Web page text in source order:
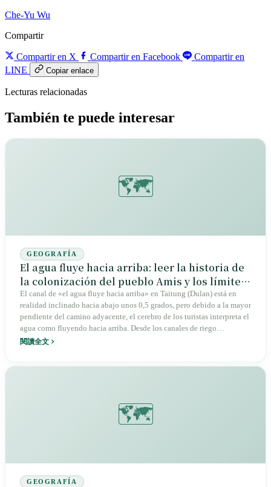
Che-Yu Wu
Compartir
Compartir en X Compartir en Facebook
Compartir en
LINE
Copiar enlace
Lecturas relacionadas
También te puede interesar
🗺️
GEOGRAFÍA
El agua fluye hacia arriba: leer la historia de
la colonización del pueblo Amis y los límites
cognitivos del cerebro en una ilusión visual
El canal de «el agua fluye hacia arriba» en Taitung (Dulan) está en
realidad inclinado hacia abajo unos 0,5 grados, pero debido a la mayor
pendiente del camino adyacente, el cerebro de los turistas interpreta el
agua como fluyendo hacia arriba. Desde los canales de riego
excavados por los Amis en la antigüedad, hasta su empaquetamiento
閱讀全文
🗺️
GEOGRAFÍA